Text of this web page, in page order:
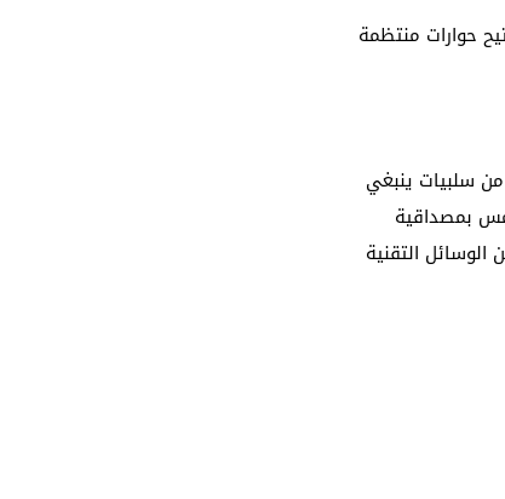
حوارات منتظمة
سلبيات ينبغي
بمصداقية
الوسائل التقنية